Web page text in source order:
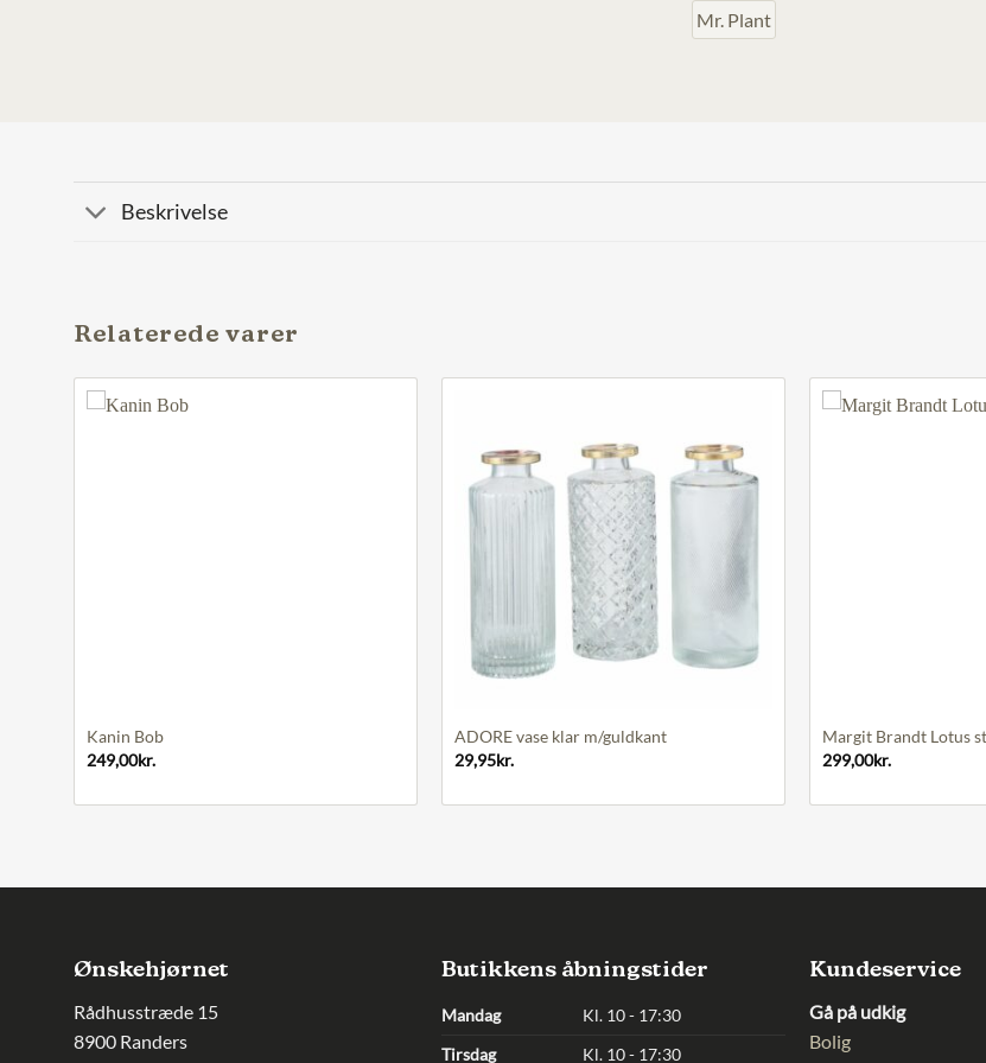
Mr. Plant
Beskrivelse
Relaterede varer
Kanin Bob
249,00kr.
ADORE vase klar m/guldkant
29,95kr.
Margit Brandt Lotus
299,00kr.
Ønskehjørnet
Rådhusstræde 15
8900 Randers
Butikkens åbningstider
Mandag
Kl. 10 - 17:30
Tirsdag
Kl. 10 - 17:30
Kundeservice
Gå på udkig
Bolig